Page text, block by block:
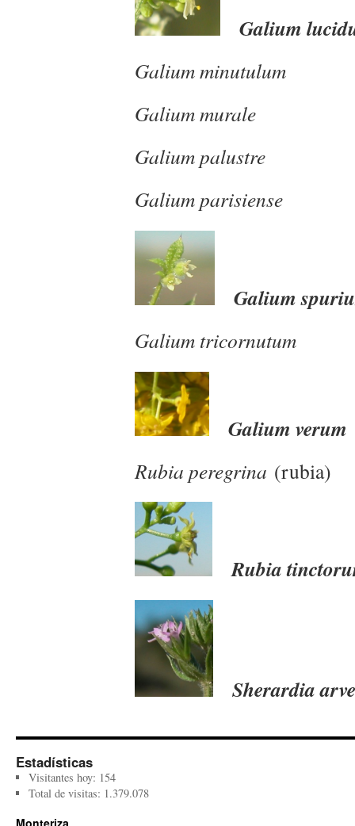
Galium
Galium minutulum
Galium murale
Galium palustre
Galium parisiense
Galium
Galium tricornutum
Galium verum
Rubia peregrina (rubia)
Rubia
Sherardia
Estadísticas
Visitantes hoy: 154
Total de visitas: 1.379.078
Monteriza